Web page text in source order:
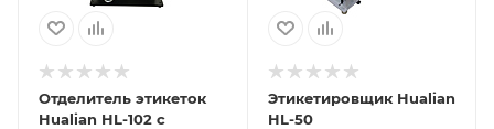
Отделитель этикеток
Hualian HL-102 с
Этикетировщик Hualian
HL-50